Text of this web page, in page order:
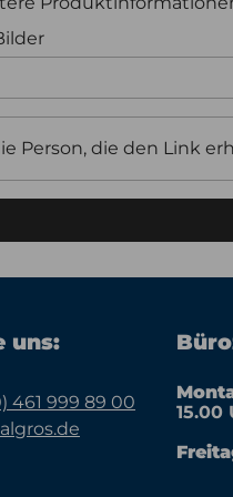
Person, die den Link
uns:
461 999 89 00
15.00